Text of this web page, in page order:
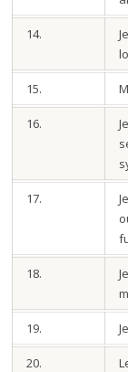
14.
15.
16.
17.
18.
19.
20.